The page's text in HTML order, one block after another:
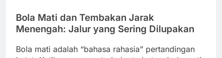
Bola Mati dan Tembakan Jarak
Menengah: Jalur yang Sering Dilupakan
Bola mati adalah “bahasa rahasia” pertandingan